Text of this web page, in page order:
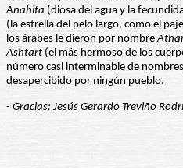
Anahita (diosa del agua y la
(la estrella del pelo largo, como el
los árabes le dieron por nombre
Ashtart (el más hermoso de los
número casi interminable de
desapercibido por ningún pueblo.
- Gracias: Jesús Gerardo Treviño